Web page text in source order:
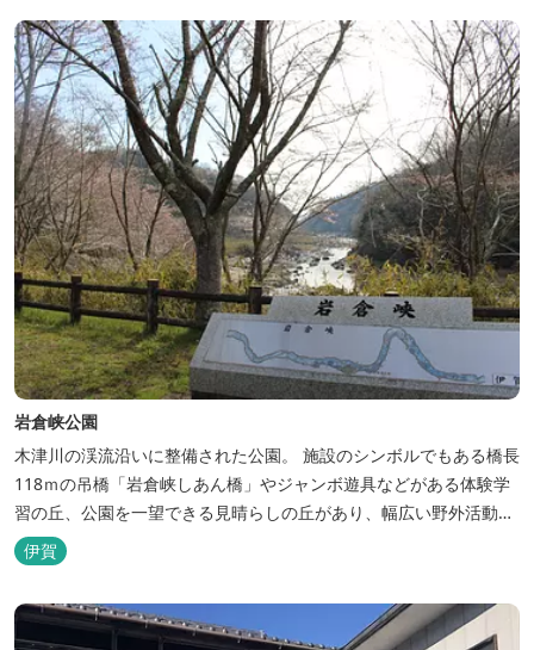
岩倉峡公園
木津川の渓流沿いに整備された公園。 施設のシンボルでもある橋長
118ｍの吊橋「岩倉峡しあん橋」やジャンボ遊具などがある体験学
習の丘、公園を一望できる見晴らしの丘があり、幅広い野外活動に
利用できるキャンプ場も併設されています。 川沿いには島ヶ原温泉
やぶっちゃに至る「川辺の道」があり、旧岩倉水力発電所跡の水路
る憩いの場となっています。
伊賀